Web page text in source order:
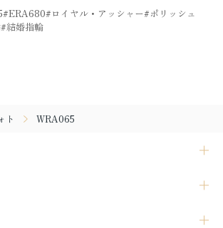
ERA680 ロイヤル・アッシャー ポリッシュ
結婚指輪
ト WRA065